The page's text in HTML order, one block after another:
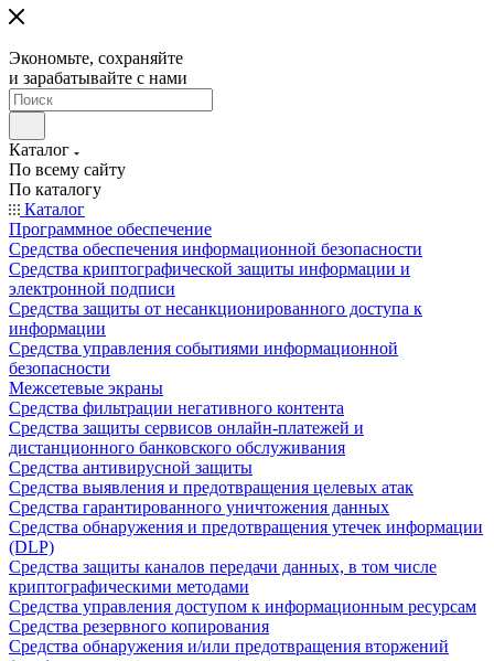
Экономьте, сохраняйте
и зарабатывайте с нами
Каталог
По всему сайту
По каталогу
Каталог
Программное обеспечение
Средства обеспечения информационной безопасности
Средства криптографической защиты информации и
электронной подписи
Средства защиты от несанкционированного доступа к
информации
Средства управления событиями информационной
безопасности
Межсетевые экраны
Средства фильтрации негативного контента
Средства защиты сервисов онлайн-платежей и
дистанционного банковского обслуживания
Средства антивирусной защиты
Средства выявления и предотвращения целевых атак
Средства гарантированного уничтожения данных
Средства обнаружения и предотвращения утечек информации
(DLP)
Средства защиты каналов передачи данных, в том числе
криптографическими методами
Средства управления доступом к информационным ресурсам
Средства резервного копирования
Средства обнаружения и/или предотвращения вторжений